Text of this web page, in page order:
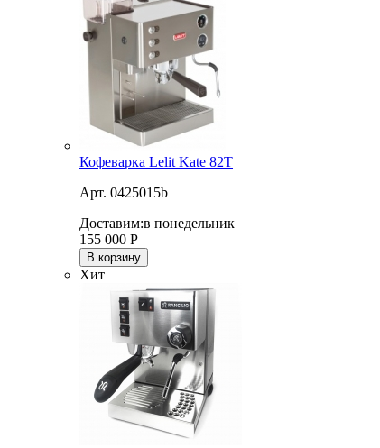
Кофеварка Lelit Kate 82T
Арт. 0425015b
Доставим:в понедельник
155 000 Р
В корзину
Хит